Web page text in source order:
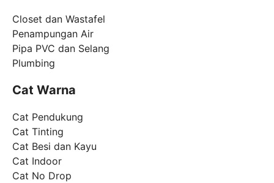
Closet dan Wastafel
Penampungan Air
Pipa PVC dan Selang
Plumbing
Cat Warna
Cat Pendukung
Cat Tinting
Cat Besi dan Kayu
Cat Indoor
Cat No Drop